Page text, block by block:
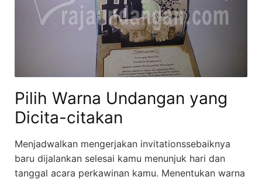
Pilih Warna Undangan yang
Dicita-citakan
Menjadwalkan mengerjakan invitationssebaiknya
baru dijalankan selesai kamu menunjuk hari dan
tanggal acara perkawinan kamu. Menentukan warna